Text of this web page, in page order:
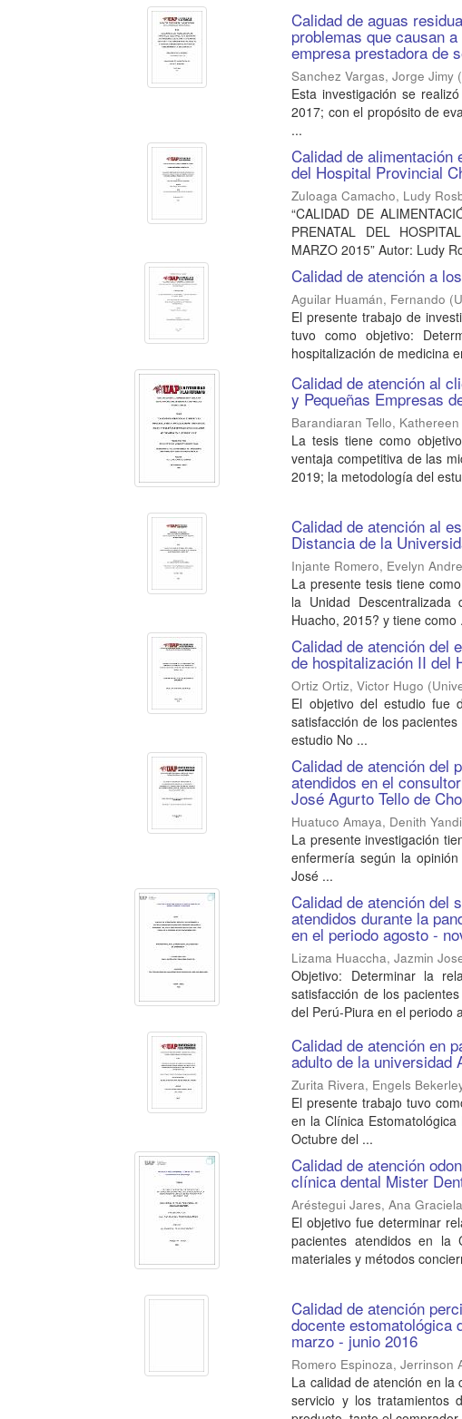
Calidad de aguas
problemas que causan
empresa prestadora de
Sanchez Vargas, Jorge Jimy (
Esta investigación se
2017; con el propósito de
...
Calidad de
del Hospital Provincial
Zuloaga Camacho, Ludy
“CALIDAD DE
PRENATAL DEL
MARZO 2015” Autor: Ludy
Calidad de atención a
Aguilar Huamán, Fernando (
El presente trabajo de
tuvo como objetivo:
hospitalización de medicina
Calidad de atención al
y Pequeñas Empresas
Barandiaran Tello,
La tesis tiene como
ventaja competitiva de las
2019; la metodología del
Calidad de atención al
Distancia de la
Injante Romero, Evelyn
La presente tesis tiene
la Unidad
Huacho, 2015? y tiene como
Calidad de atención del
de hospitalización II del
Ortiz Ortiz, Victor Hugo (
El objetivo del estudio fue
satisfacción de los
estudio No ...
Calidad de atención del
atendidos en el
José Agurto Tello de
Huatuco Amaya, Denith
La presente investigación
enfermería según la
José ...
Calidad de atención del
atendidos durante la
en el periodo agosto -
Lizama Huaccha, Jazmin
Objetivo: Determinar la
satisfacción de los
del Perú-Piura en el periodo
Calidad de atención en
adulto de la universidad
Zurita Rivera, Engels
El presente trabajo tuvo
en la Clínica
Octubre del ...
Calidad de atención
clínica dental Mister
Aréstegui Jares, Ana Graciela
El objetivo fue determinar
pacientes atendidos en la
materiales y métodos
Calidad de atención
docente estomatológica
marzo - junio 2016
Romero Espinoza, Jerrinson
La calidad de atención en la
servicio y los tratamientos